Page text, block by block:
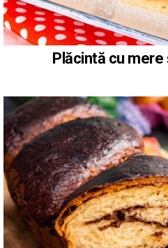
Plăcintă cu mere